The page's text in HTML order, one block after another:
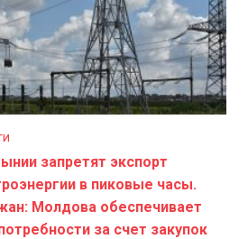
запретят экспорт
в пиковые часы.
Молдова обеспечивает
за счет закупок